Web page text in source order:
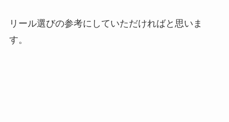
リール選びの参考にしていただければと思いま
す。